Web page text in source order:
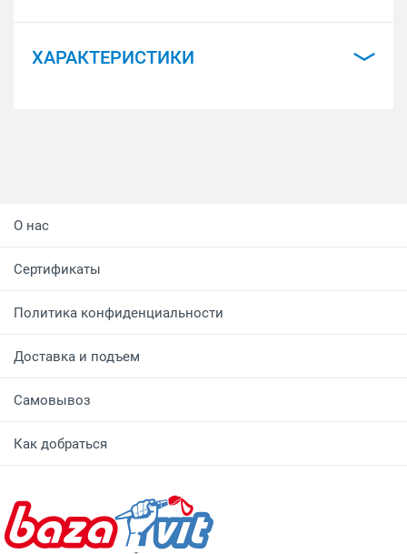
ХАРАКТЕРИСТИКИ
О нас
Сертификаты
Политика конфиденциальности
Доставка и подъем
Самовывоз
Как добраться